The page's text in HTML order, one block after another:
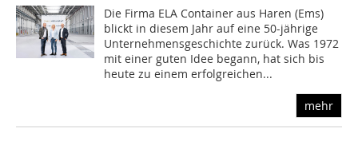
Die Firma ELA Container aus Haren (Ems)
blickt in diesem Jahr auf eine 50-jährige
Unternehmensgeschichte zurück. Was 1972
mit einer guten Idee begann, hat sich bis
heute zu einem erfolgreichen...
mehr